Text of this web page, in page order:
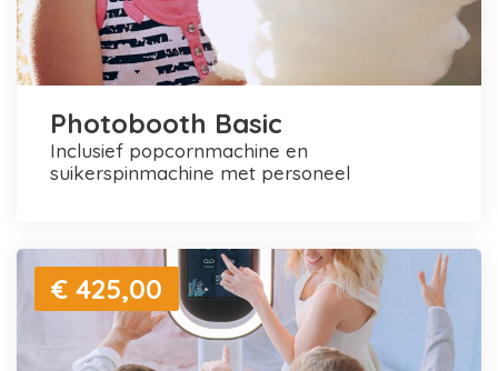
Photobooth Basic
inclusief popcornmachine en
suikerspinmachine met personeel
€ 425,00